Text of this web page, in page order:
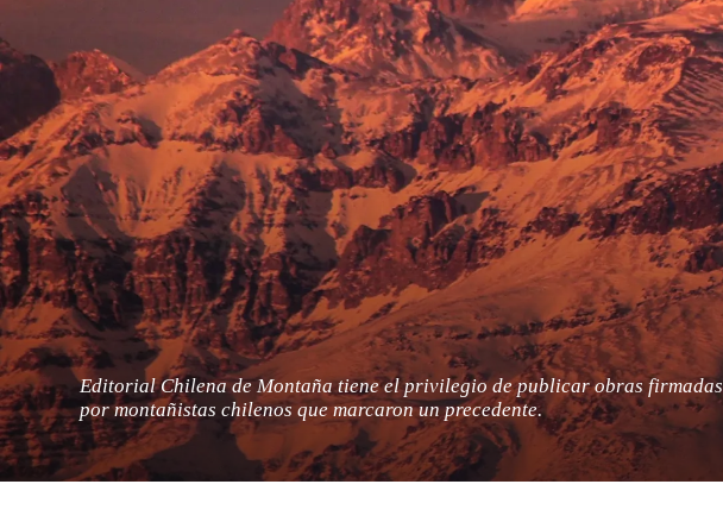
Editorial Chilena de Montaña tiene el privilegio de publicar obras firmadas
por montañistas chilenos que marcaron un precedente.